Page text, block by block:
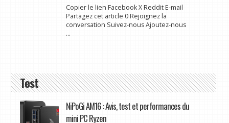
Copier le lien Facebook X Reddit E-mail
Partagez cet article 0 Rejoignez la
conversation Suivez-nous Ajoutez-nous
...
Test
NiPoGi AM16 : Avis, test et performances du
mini PC Ryzen